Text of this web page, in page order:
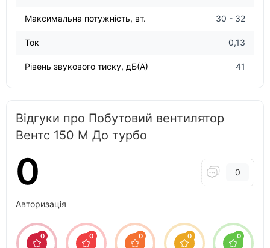
Максимальна потужність, вт. 30 - 32
Ток 0,13
Рівень звукового тиску, дБ(А) 41
Відгуки про Побутовий вентилятор
Вентс 150 М До турбо
0 0
Авторизація
0 0 0 0 0